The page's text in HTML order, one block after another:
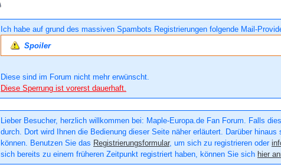
Ich habe auf grund des massiven Spambots Registrierungen folgende Mail-
Spoiler
Diese sind im Forum nicht mehr erwünscht.
Diese Sperrung ist vorerst dauerhaft.
Lieber Besucher, herzlich willkommen bei: Maple-Europa.de Fan Forum. Falls
durch. Dort wird Ihnen die Bedienung dieser Seite näher erläutert. Darüber
können. Benutzen Sie das Registrierungsformular, um sich zu registrieren oder
sich bereits zu einem früheren Zeitpunkt registriert haben, können Sie sich hier